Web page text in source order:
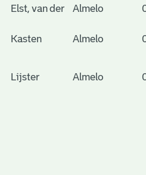
Elst, van der Almelo
Kasten Almelo
Lijster Almelo